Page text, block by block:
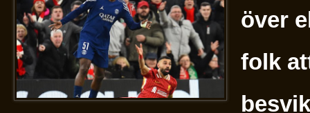
över
folk